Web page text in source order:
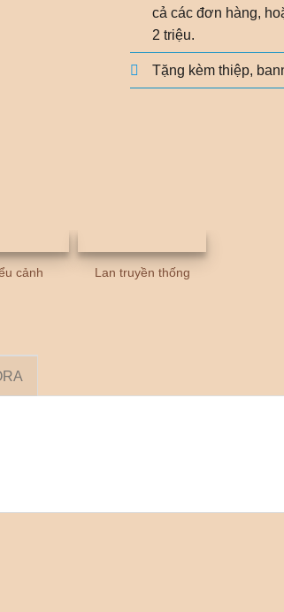
cả các đơn hàng,
2 triệu.
Tặng kèm thiệp,
cảnh Lan truyền thống